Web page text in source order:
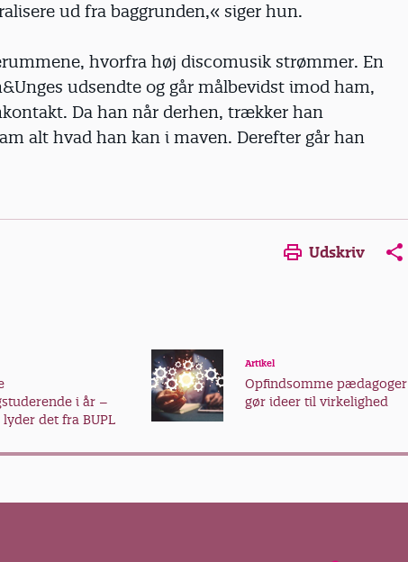
ud fra baggrunden,« siger hun.
hvorfra høj discomusik strømmer. En
udsendte og går målbevidst imod ham,
Da han når derhen, trækker han
alt hvad han kan i maven. Derefter går han
Udskriv
i år –
det fra BUPL
Artikel
Opfindsomme pædagoger
gør ideer til virkelighed